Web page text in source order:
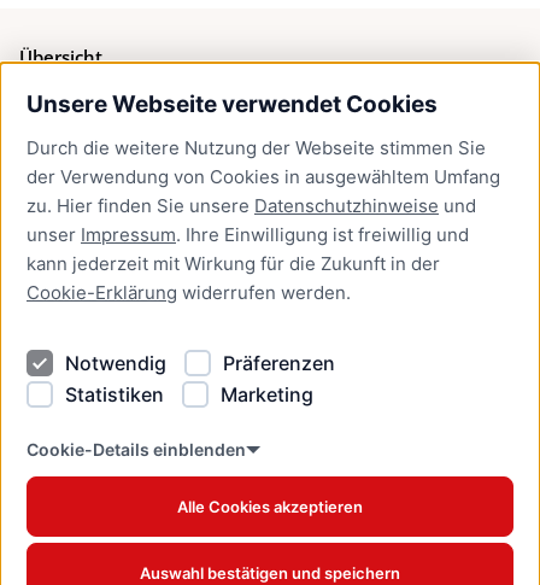
Unsere Webseite verwendet Cookies
Durch die weitere Nutzung der Webseite stimmen Sie
der Verwendung von Cookies in ausgewähltem Umfang
zu. Hier finden Sie unsere Datenschutzhinweise und
unser Impressum. Ihre Einwilligung ist freiwillig und
kann jederzeit mit Wirkung für die Zukunft in der
Cookie-Erklärung widerrufen werden.
Notwendig
Präferenzen
Statistiken
Marketing
Cookie-Details einblenden
Alle Cookies akzeptieren
Auswahl bestätigen und speichern
Übersicht
Bürgerservice
Presse
Newsletter Lübeck:kompakt
Kontakt
Kontakt
Datenschutzhinweise
Barrierefreiheit
Cookie Erklärung
www.luebeck.de